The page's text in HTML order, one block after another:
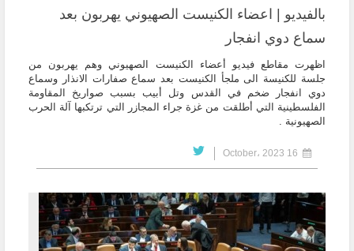
بالفيديو | اعضاء الكنيست الصهيوني يهربون بعد
سماع دوي انفجار
اظهرت مقاطع فيديو أعضاء الكنيست الصهيوني وهم يهربون من
جلسة للكنيسة الى ملجأ الكنيست بعد سماع صفارات الانذار وسماع
دوي انفجار ضخم في القدس وتل أبيب بسبب صواريخ المقاومة
الفلسطينية التي أطلقت من غزة جراء المجازر التي ترتكبها آلة الحرب
الصهيونية .